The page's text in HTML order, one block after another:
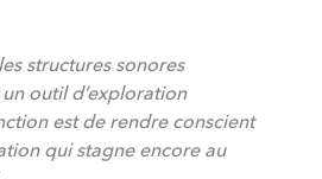
structures sonores
outil d’exploration
est de rendre conscient
qui stagne encore au